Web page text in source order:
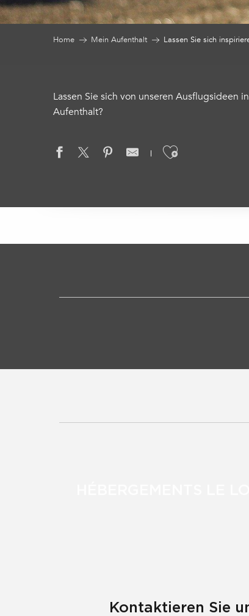
Home Mein Aufenthalt Lassen Sie sich
Lassen Sie sich von unseren Ausflugsideen
Aufenthalt?
Ajouter
Kontaktieren Sie